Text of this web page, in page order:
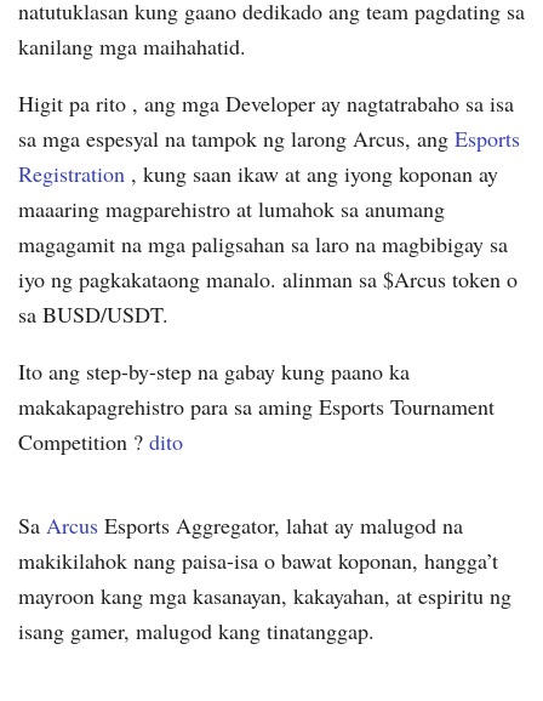
natutuklasan kung gaano dedikado ang team pagdating sa
kanilang mga maihahatid.
Higit pa rito , ang mga Developer ay nagtatrabaho sa isa
sa mga espesyal na tampok ng larong Arcus, ang Esports
Registration , kung saan ikaw at ang iyong koponan ay
maaaring magparehistro at lumahok sa anumang
magagamit na mga paligsahan sa laro na magbibigay sa
iyo ng pagkakataong manalo. alinman sa $Arcus token o
sa BUSD/USDT.
Ito ang step-by-step na gabay kung paano ka
makakapagrehistro para sa aming Esports Tournament
Competition ? dito
Sa Arcus Esports Aggregator, lahat ay malugod na
makikilahok nang paisa-isa o bawat koponan, hangga’t
mayroon kang mga kasanayan, kakayahan, at espiritu ng
isang gamer, malugod kang tinatanggap.